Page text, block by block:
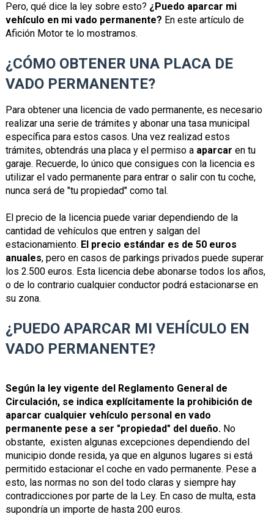
Pero, qué dice la ley sobre esto? ¿Puedo aparcar mi
vehículo en mi vado permanente? En este artículo de
Afición Motor te lo mostramos.
¿CÓMO OBTENER UNA PLACA DE
VADO PERMANENTE?
Para obtener una licencia de vado permanente, es necesario
realizar una serie de trámites y abonar una tasa municipal
específica para estos casos. Una vez realizad estos
trámites, obtendrás una placa y el permiso a aparcar en tu
garaje. Recuerde, lo único que consigues con la licencia es
utilizar el vado permanente para entrar o salir con tu coche,
nunca será de "tu propiedad" como tal.
El precio de la licencia puede variar dependiendo de la
cantidad de vehículos que entren y salgan del
estacionamiento. El precio estándar es de 50 euros
anuales, pero en casos de parkings privados puede superar
los 2.500 euros. Esta licencia debe abonarse todos los años,
o de lo contrario cualquier conductor podrá estacionarse en
su zona.
¿PUEDO APARCAR MI VEHÍCULO EN
VADO PERMANENTE?
Según la ley vigente del Reglamento General de
Circulación, se indica explícitamente la prohibición de
aparcar cualquier vehículo personal en vado
permanente pese a ser "propiedad" del dueño.No
obstante, existen algunas excepciones dependiendo del
municipio donde resida, ya que en algunos lugares si está
permitido estacionar el coche en vado permanente. Pese a
esto, las normas no son del todo claras y siempre hay
contradicciones por parte de la Ley. En caso de multa, esta
supondría un importe de hasta 200 euros.